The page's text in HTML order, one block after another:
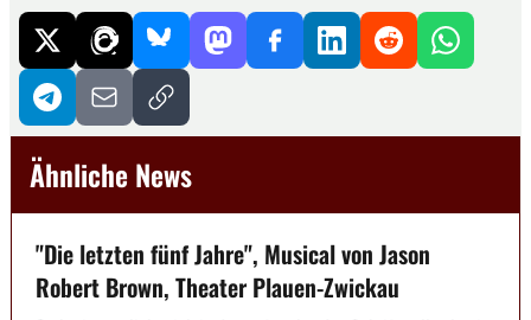
Ähnliche News
"Die letzten fünf Jahre", Musical von Jason
Robert Brown, Theater Plauen-Zwickau